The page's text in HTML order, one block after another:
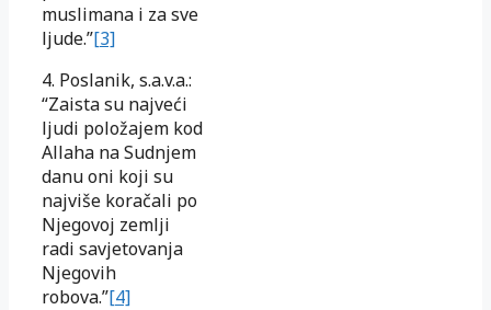
muslimana i za sve
ljude.”[3]
4. Poslanik, s.a.v.a.:
“Zaista su najveći
ljudi položajem kod
Allaha na Sudnjem
danu oni koji su
najviše koračali po
Njegovoj zemlji
radi savjetovanja
Njegovih
robova.”[4]